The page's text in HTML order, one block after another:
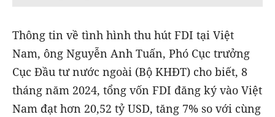
Thông tin về tình hình thu hút FDI tại Việt
Nam, ông Nguyễn Anh Tuấn, Phó Cục trưởng
Cục Đầu tư nước ngoài (Bộ KHĐT) cho biết, 8
tháng năm 2024, tổng vốn FDI đăng ký vào Việt
Nam đạt hơn 20,52 tỷ USD, tăng 7% so với cùng